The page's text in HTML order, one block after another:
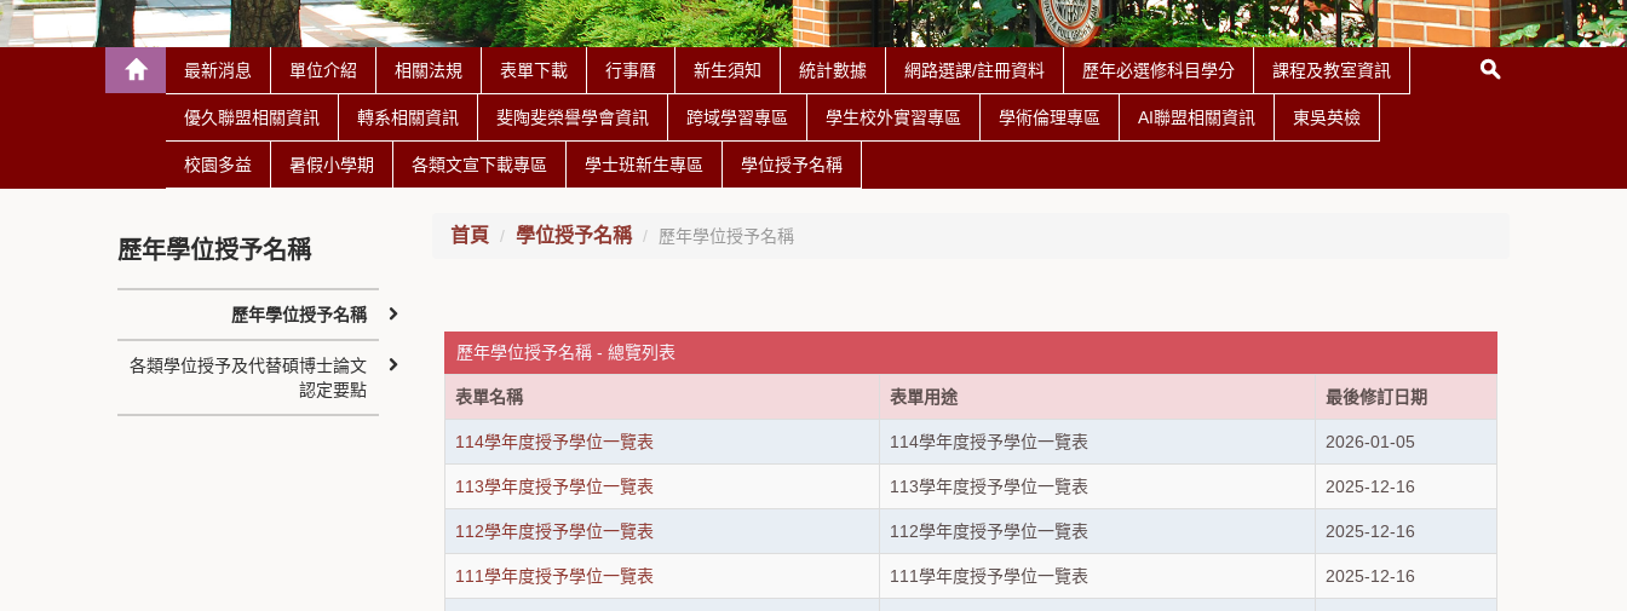
最新消息 單位介紹 相關法規 表單下載 行事曆 新生須知 統計數據 網路選課/註冊資料 歷年必選修科目學分 課程及教室資訊
優久聯盟相關資訊 轉系相關資訊 斐陶斐榮譽學會資訊 跨域學習專區 學生校外實習專區 學術倫理專區 AI聯盟相關資訊 東吳英檢
校園多益 暑假小學期 各類文宣下載專區 學士班新生專區 學位授予名稱
首頁 學位授予名稱 歷年學位授予名稱
歷年學位授予名稱 - 總覽列表
表單名稱 表單用途 最後修訂日期
114學年度授予學位一覽表 114學年度授予學位一覽表 2026-01-05
113學年度授予學位一覽表 113學年度授予學位一覽表 2025-12-16
112學年度授予學位一覽表 112學年度授予學位一覽表 2025-12-16
111學年度授予學位一覽表 111學年度授予學位一覽表 2025-12-16
歷年學位授予名稱
歷年學位授予名稱
各類學位授予及代替碩博士論文
認定要點